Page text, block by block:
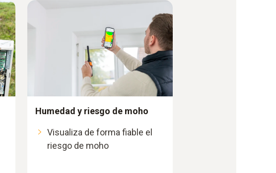
Humedad y riesgo de moho
Visualiza de forma fiable el
riesgo de moho